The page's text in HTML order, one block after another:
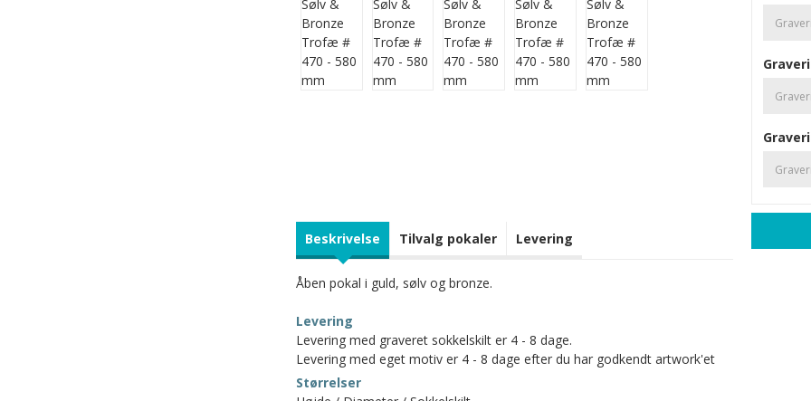
Beskrivelse Tilvalg pokaler Levering
Åben pokal i guld, sølv og bronze.
Levering
Levering med graveret sokkelskilt er 4 - 8 dage.
Levering med eget motiv er 4 - 8 dage efter du har godkendt artwork'et
Størrelser